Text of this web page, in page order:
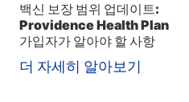
백신 보장 범위 업데이트:
Providence Health Plan
가입자가 알아야 할 사항
더 자세히 알아보기